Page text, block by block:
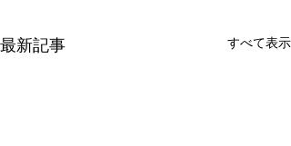
最新記事 すべて表示